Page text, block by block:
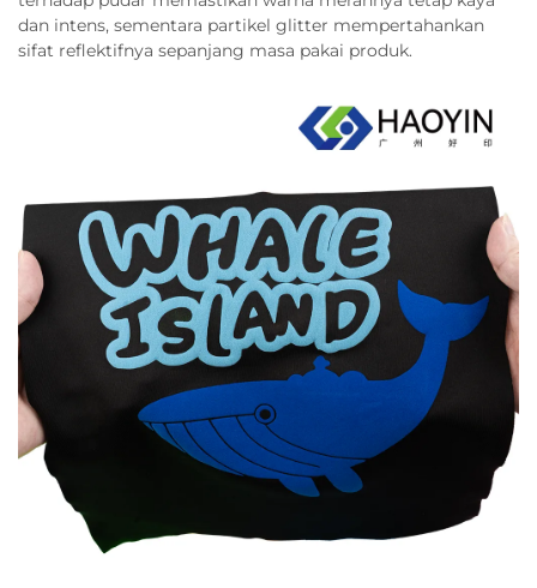
dan intens, sementara partikel glitter mempertahankan
sifat reflektifnya sepanjang masa pakai produk.